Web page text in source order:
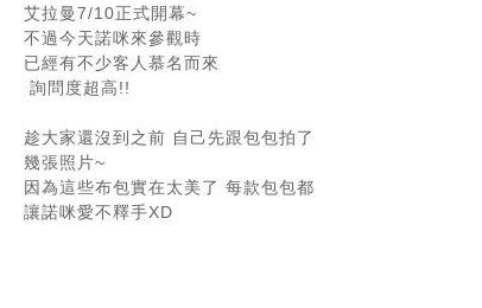
艾拉曼7/10正式開幕~
不過今天諾咪來參觀時
已經有不少客人慕名而來
詢問度超高!!
趁大家還沒到之前 自己先跟包包拍了
幾張照片~
因為這些布包實在太美了 每款包包都
讓諾咪愛不釋手XD